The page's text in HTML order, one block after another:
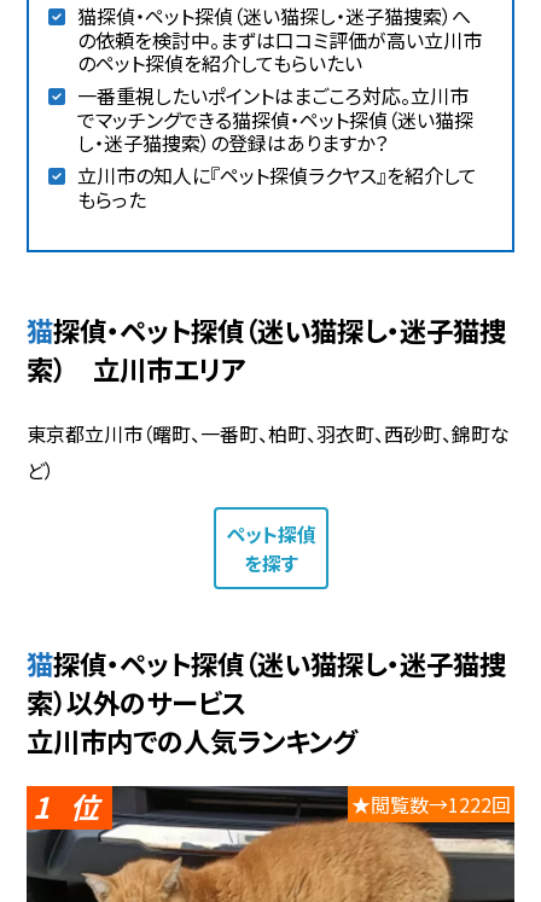
猫探偵・ペット探偵（迷い猫探し・迷子猫捜索）へ
の依頼を検討中。まずは口コミ評価が高い立川市
のペット探偵を紹介してもらいたい
一番重視したいポイントはまごころ対応。立川市
でマッチングできる猫探偵・ペット探偵（迷い猫探
し・迷子猫捜索）の登録はありますか？
立川市の知人に『ペット探偵ラクヤス』を紹介して
もらった
猫探偵・ペット探偵（迷い猫探し・迷子猫捜
索） 立川市エリア
東京都立川市（曙町、一番町、柏町、羽衣町、西砂町、錦町な
ど）
ペット探偵
を探す
猫探偵・ペット探偵（迷い猫探し・迷子猫捜
索）以外のサービス
立川市内での人気ランキング
1 ★閲覧数→1222回